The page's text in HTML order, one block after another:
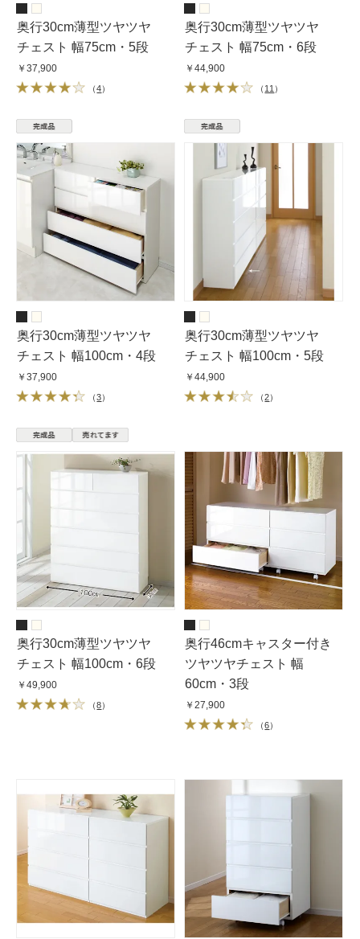
奥行30cm薄型ツヤツヤ
チェスト 幅75cm・5段
￥37,900
（4）
奥行30cm薄型ツヤツヤ
チェスト 幅75cm・6段
￥44,900
（ 11 ）
奥行30cm薄型ツヤツヤ
チェスト 幅100cm・4段
￥37,900
（3）
奥行30cm薄型ツヤツヤ
チェスト 幅100cm・5段
￥44,900
（2）
奥行30cm薄型ツヤツヤ
チェスト 幅100cm・6段
￥49,900
（8）
奥行46cmキャスター付き
ツヤツヤチェスト 幅
60cm・3段
￥27,900
（6）